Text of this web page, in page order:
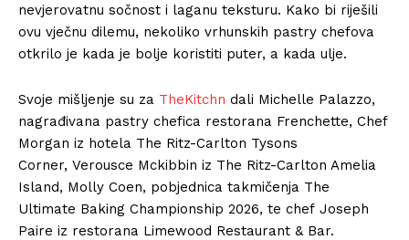
nevjerovatnu sočnost i laganu teksturu. Kako bi riješili
ovu vječnu dilemu, nekoliko vrhunskih pastry chefova
otkrilo je kada je bolje koristiti puter, a kada ulje.
Svoje mišljenje su za TheKitchn dali Michelle Palazzo,
nagrađivana pastry chefica restorana Frenchette, Chef
Morgan iz hotela The Ritz-Carlton Tysons
Corner, Verousce Mckibbin iz The Ritz-Carlton Amelia
Island, Molly Coen, pobjednica takmičenja The
Ultimate Baking Championship 2026, te chef Joseph
Paire iz restorana Limewood Restaurant & Bar.